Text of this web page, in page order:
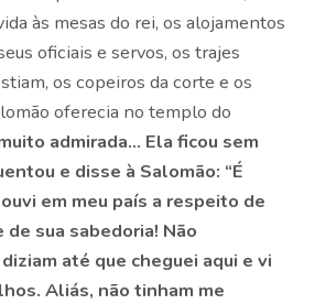
às mesas do rei, os alojamentos
oficiais e servos, os trajes
os copeiros da corte e os
oferecia no templo do
admirada… Ela ficou sem
e disse à Salomão: “É
em meu país a respeito de
sua sabedoria! Não
até que cheguei aqui e vi
Aliás, não tinham me